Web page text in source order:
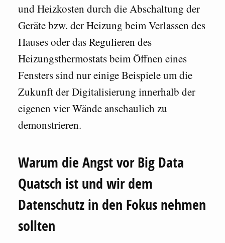
und Heizkosten durch die Abschaltung der
Geräte bzw. der Heizung beim Verlassen des
Hauses oder das Regulieren des
Heizungsthermostats beim Öffnen eines
Fensters sind nur einige Beispiele um die
Zukunft der Digitalisierung innerhalb der
eigenen vier Wände anschaulich zu
demonstrieren.
Warum die Angst vor Big Data
Quatsch ist und wir dem
Datenschutz in den Fokus nehmen
sollten